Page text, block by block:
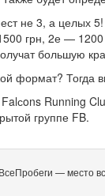
не 3, а целых
грн, 2е — 1200
большую
формат? Тогда
Running
группе FB.
— место